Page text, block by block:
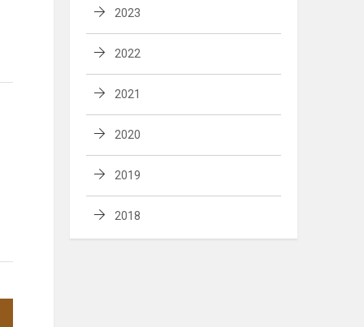
2023
2022
2021
2020
2019
2018